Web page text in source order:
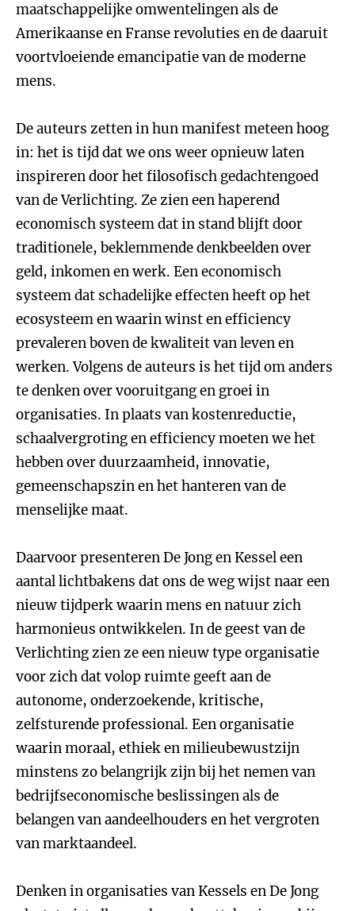
maatschappelijke omwentelingen als de
Amerikaanse en Franse revoluties en de daaruit
voortvloeiende emancipatie van de moderne
mens.
De auteurs zetten in hun manifest meteen hoog
in: het is tijd dat we ons weer opnieuw laten
inspireren door het filosofisch gedachtengoed
van de Verlichting. Ze zien een haperend
economisch systeem dat in stand blijft door
traditionele, beklemmende denkbeelden over
geld, inkomen en werk. Een economisch
systeem dat schadelijke effecten heeft op het
ecosysteem en waarin winst en efficiency
prevaleren boven de kwaliteit van leven en
werken. Volgens de auteurs is het tijd om anders
te denken over vooruitgang en groei in
organisaties. In plaats van kostenreductie,
schaalvergroting en efficiency moeten we het
hebben over duurzaamheid, innovatie,
gemeenschapszin en het hanteren van de
menselijke maat.
Daarvoor presenteren De Jong en Kessel een
aantal lichtbakens dat ons de weg wijst naar een
nieuw tijdperk waarin mens en natuur zich
harmonieus ontwikkelen. In de geest van de
Verlichting zien ze een nieuw type organisatie
voor zich dat volop ruimte geeft aan de
autonome, onderzoekende, kritische,
zelfsturende professional. Een organisatie
waarin moraal, ethiek en milieubewustzijn
minstens zo belangrijk zijn bij het nemen van
bedrijfseconomische beslissingen als de
belangen van aandeelhouders en het vergroten
van marktaandeel.
Denken in organisaties van Kessels en De Jong